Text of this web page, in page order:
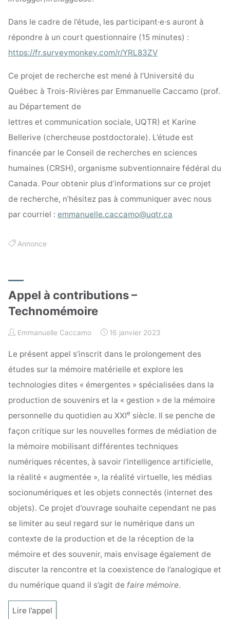
Dans le cadre de l’étude, les participant·e·s auront à
répondre à un court questionnaire (15 minutes) :
https://fr.surveymonkey.com/r/YRL83ZV
Ce projet de recherche est mené à l’Université du
Québec à Trois-Rivières par Emmanuelle Caccamo (prof.
au Département de
lettres et communication sociale, UQTR) et Karine
Bellerive (chercheuse postdoctorale). L’étude est
financée par le Conseil de recherches en sciences
humaines (CRSH), organisme subventionnaire fédéral du
Canada. Pour obtenir plus d’informations sur ce projet
de recherche, n’hésitez pas à communiquer avec nous
par courriel :emmanuelle.caccamo@uqtr.ca
Annonce
Appel à contributions –
Technomémoire
Emmanuelle Caccamo 16 janvier 2023
Le présent appel s’inscrit dans le prolongement des
études sur la mémoire matérielle et explore les
technologies dites « émergentes » spécialisées dans la
production de souvenirs et la « gestion » de la mémoire
personnelle du quotidien au XXIe siècle. Il se penche de
façon critique sur les nouvelles formes de médiation de
la mémoire mobilisant différentes techniques
numériques récentes, à savoir l’intelligence artificielle,
la réalité « augmentée », la réalité virtuelle, les médias
socionumériques et les objets connectés (internet des
objets). Ce projet d’ouvrage souhaite cependant ne pas
se limiter au seul regard sur le numérique dans un
contexte de la production et de la réception de la
mémoire et des souvenir, mais envisage également de
discuter la rencontre et la coexistence de l’analogique et
du numérique quand il s’agit de faire mémoire.
Lire l’appel